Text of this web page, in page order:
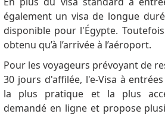
également un visa de longue
disponible pour l'Égypte.
obtenu qu’à l’arrivée à l’aéroport.
Pour les voyageurs prévoyant de
30 jours d'affilée, l'e-Visa à
la plus pratique et la plus
demandé en ligne et propose